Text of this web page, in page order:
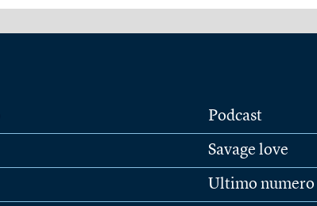
Podcast
Savage love
Ultimo numero